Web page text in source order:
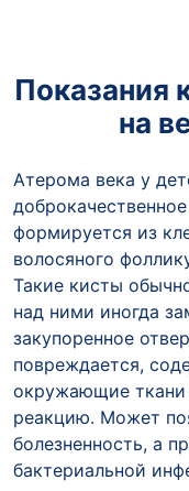
Показания
на
Атерома века у
формируется из
волосяного
Такие кисты
над ними иногда
закупоренное
повреждается,
окружающие ткани
реакцию. Может
болезненность, а
бактериальной